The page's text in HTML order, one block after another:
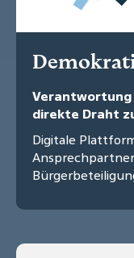
Verantwortung
direkte Draht
Digitale